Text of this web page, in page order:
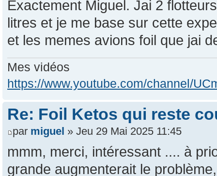
Exactement Miguel. Jai 2
litres et je me base sur cette
et les memes avions foil que jai
Mes vidéos
https://www.youtube.com/channel/
Re: Foil Ketos qui reste
par miguel » Jeu 29 Mai 2025 11:45
mmm, merci, intéressant .... à
grande augmenterait le